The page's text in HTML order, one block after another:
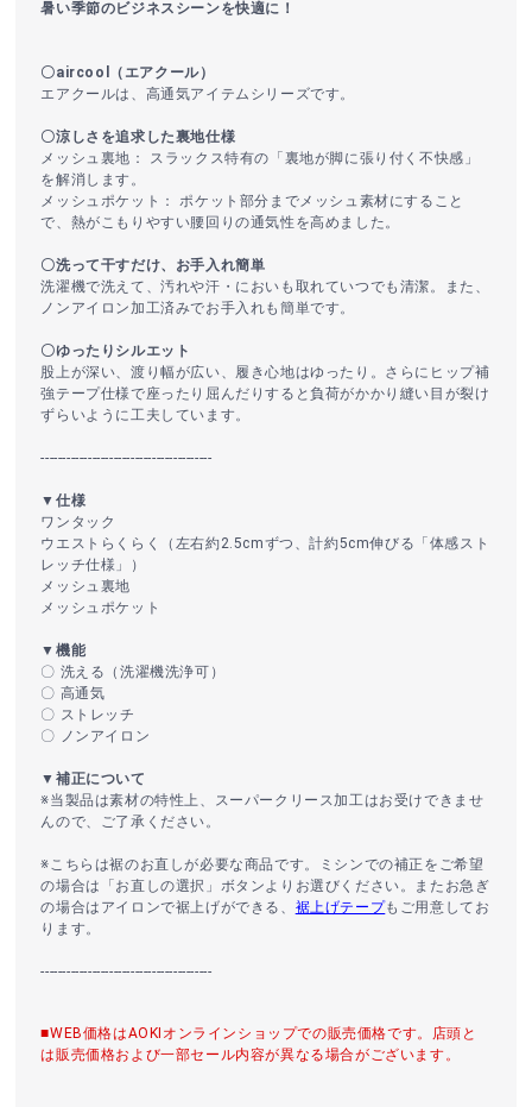
暑い季節のビジネスシーンを快適に！
〇aircool（エアクール）
エアクールは、高通気アイテムシリーズです。
〇涼しさを追求した裏地仕様
メッシュ裏地： スラックス特有の「裏地が脚に張り付く不快感」
を解消します。
メッシュポケット： ポケット部分までメッシュ素材にすること
で、熱がこもりやすい腰回りの通気性を高めました。
〇洗って干すだけ、お手入れ簡単
洗濯機で洗えて、汚れや汗・においも取れていつでも清潔。また、
ノンアイロン加工済みでお手入れも簡単です。
〇ゆったりシルエット
股上が深い、渡り幅が広い、履き心地はゆったり。さらにヒップ補
強テープ仕様で座ったり屈んだりすると負荷がかかり縫い目が裂け
ずらいように工夫しています。
----------------------------------------
▼仕様
ワンタック
ウエストらくらく（左右約2.5cmずつ、計約5cm伸びる「体感スト
レッチ仕様」）
メッシュ裏地
メッシュポケット
▼機能
〇 洗える（洗濯機洗浄可）
〇 高通気
〇 ストレッチ
〇 ノンアイロン
▼補正について
※当製品は素材の特性上、スーパークリース加工はお受けできませ
んので、ご了承ください。
※こちらは裾のお直しが必要な商品です。ミシンでの補正をご希望
の場合は「お直しの選択」ボタンよりお選びください。またお急ぎ
の場合はアイロンで裾上げができる、 裾上げテープもご用意してお
ります。
----------------------------------------
■WEB価格はAOKIオンラインショップでの販売価格です。店頭と
は販売価格および一部セール内容が異なる場合がございます。